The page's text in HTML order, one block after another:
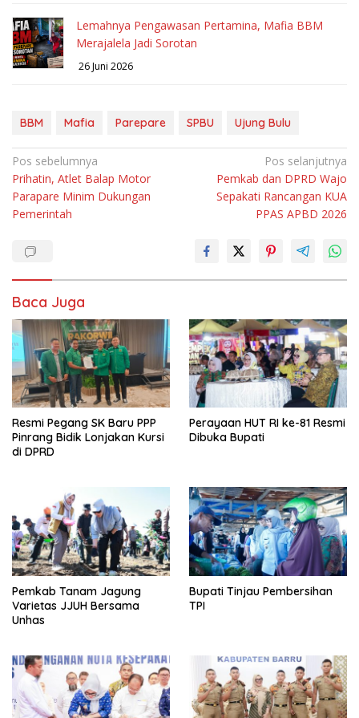
Lemahnya Pengawasan Pertamina, Mafia BBM
Merajalela Jadi Sorotan
26 Juni 2026
BBM Mafia Parepare SPBU Ujung Bulu
Navigasi
pos
Pos sebelumnya
Prihatin, Atlet Balap Motor
Parapare Minim Dukungan
Pemerintah
Pos selanjutnya
Pemkab dan DPRD Wajo
Sepakati Rancangan KUA
PPAS APBD 2026
Baca Juga
Resmi Pegang SK Baru PPP
Pinrang Bidik Lonjakan Kursi
di DPRD
Perayaan HUT RI ke-81 Resmi
Dibuka Bupati
Pemkab Tanam Jagung
Varietas JJUH Bersama
Unhas
Bupati Tinjau Pembersihan
TPI